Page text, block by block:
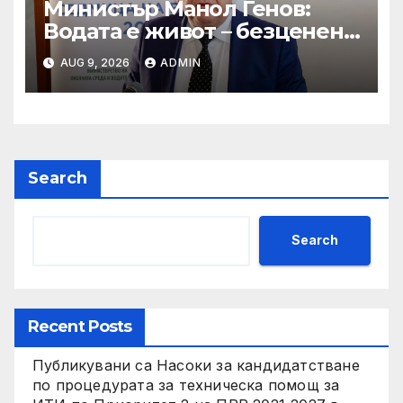
Министър Манол Генов:
Водата е живот – безценен
дар, който трябва да пазим
и ценим всеки ден!
AUG 9, 2026 ADMIN
Search
Search
Recent Posts
Публикувани са Насоки за кандидатстване
по процедурата за техническа помощ за